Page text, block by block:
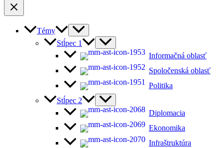
Témy
Stĺpec 1
Informačná oblasť
Spoločenská oblasť
Politika
Stĺpec 2
Diplomacia
Ekonomika
Infraštruktúra